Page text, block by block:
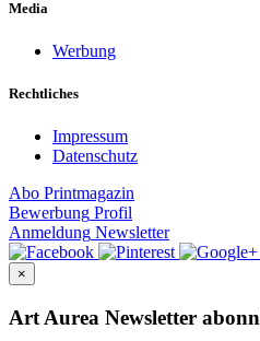
Media
Werbung
Rechtliches
Impressum
Datenschutz
Abo Printmagazin
Bewerbung Profil
Anmeldung Newsletter
×
Art Aurea Newsletter